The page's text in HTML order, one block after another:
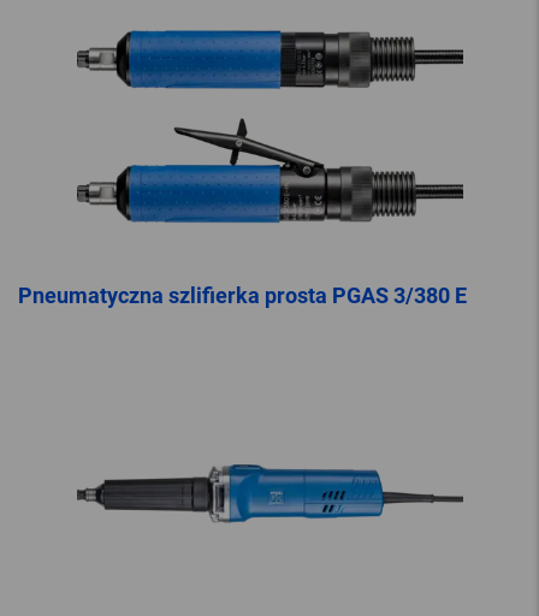
Pneumatyczna szlifierka prosta PGAS 3/380 E